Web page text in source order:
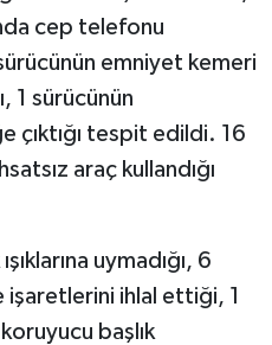
cep telefonu
emniyet kemeri
1 sürücünün
çıktığı tespit edildi. 16
araç kullandığı
uymadığı, 6
işaretlerini ihlal ettiği, 1
başlık